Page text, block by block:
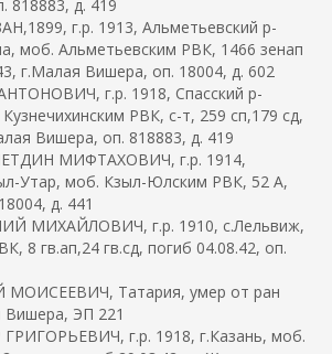
818883, д. 419
г.р. 1913, Альметьевский р-
моб. Альметьевским РВК, 1466 зенап
г.Малая Вишера, оп. 18004, д. 602
г.р. 1918, Спасский р-
РВК, с-т, 259 сп,179 сд,
Вишера, оп. 818883, д. 419
МИФТАХОВИЧ, г.р. 1914,
Утар, моб. Кзыл-Юлским РВК, 52 А,
д. 441
МИХАЙЛОВИЧ, г.р. 1910, с.Лельвиж,
8 гв.ап,24 гв.сд, погиб 04.08.42, оп.
Татария, умер от ран
Вишера, ЭП 221
г.р. 1918, г.Казань, моб.